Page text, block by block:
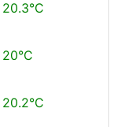
20.3°C
20°C
20.2°C